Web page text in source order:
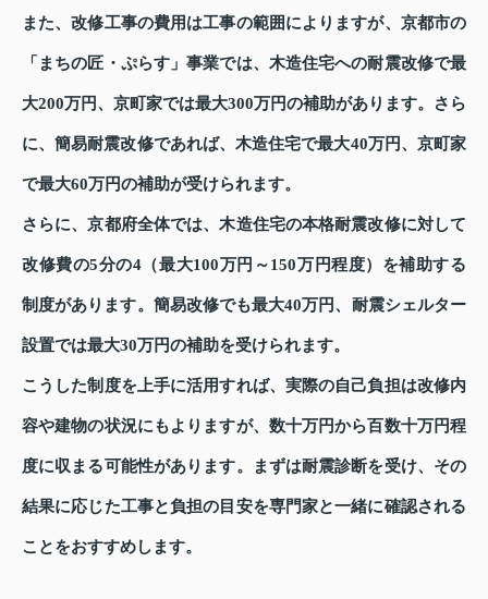
また、改修工事の費用は工事の範囲によりますが、京都市の
「まちの匠・ぷらす」事業では、木造住宅への耐震改修で最
大200万円、京町家では最大300万円の補助があります。さら
に、簡易耐震改修であれば、木造住宅で最大40万円、京町家
で最大60万円の補助が受けられます。
さらに、京都府全体では、木造住宅の本格耐震改修に対して
改修費の5分の4（最大100万円～150万円程度）を補助する
制度があります。簡易改修でも最大40万円、耐震シェルター
設置では最大30万円の補助を受けられます。
こうした制度を上手に活用すれば、実際の自己負担は改修内
容や建物の状況にもよりますが、数十万円から百数十万円程
度に収まる可能性があります。まずは耐震診断を受け、その
結果に応じた工事と負担の目安を専門家と一緒に確認される
ことをおすすめします。